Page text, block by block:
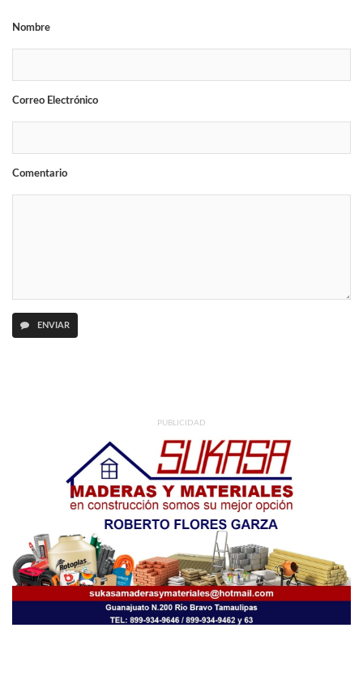
Nombre
Correo Electrónico
Comentario
ENVIAR
PUBLICIDAD